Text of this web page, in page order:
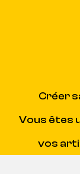
Créer
Vous êtes
vos